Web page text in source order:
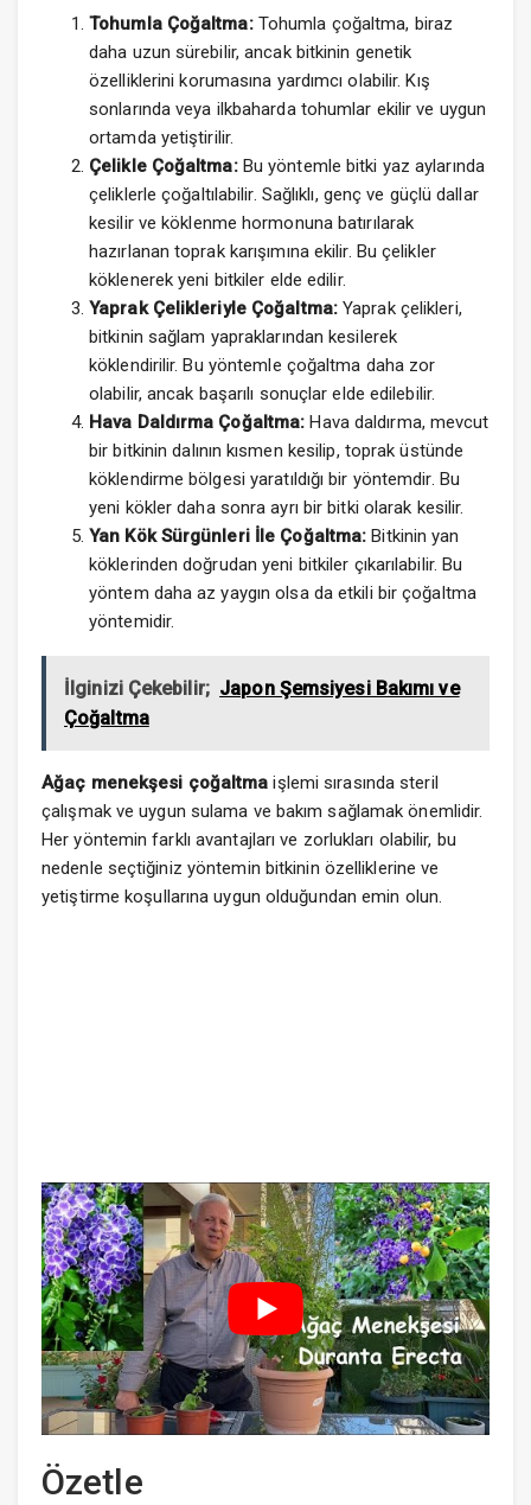
Tohumla Çoğaltma:Tohumla çoğaltma, biraz
daha uzun sürebilir, ancak bitkinin genetik
özelliklerini korumasına yardımcı olabilir. Kış
sonlarında veya ilkbaharda tohumlar ekilir ve uygun
ortamda yetiştirilir.
Çelikle Çoğaltma:Bu yöntemle bitki yaz aylarında
çeliklerle çoğaltılabilir. Sağlıklı, genç ve güçlü dallar
kesilir ve köklenme hormonuna batırılarak
hazırlanan toprak karışımına ekilir. Bu çelikler
köklenerek yeni bitkiler elde edilir.
Yaprak Çelikleriyle Çoğaltma:Yaprak çelikleri,
bitkinin sağlam yapraklarından kesilerek
köklendirilir. Bu yöntemle çoğaltma daha zor
olabilir, ancak başarılı sonuçlar elde edilebilir.
Hava Daldırma Çoğaltma: Hava daldırma, mevcut
bir bitkinin dalının kısmen kesilip, toprak üstünde
köklendirme bölgesi yaratıldığı bir yöntemdir. Bu
yeni kökler daha sonra ayrı bir bitki olarak kesilir.
Yan Kök Sürgünleri İle Çoğaltma: Bitkinin yan
köklerinden doğrudan yeni bitkiler çıkarılabilir. Bu
yöntem daha az yaygın olsa da etkili bir çoğaltma
yöntemidir.
İlginizi Çekebilir; Japon Şemsiyesi Bakımı ve
Çoğaltma
Ağaç menekşesi çoğaltma işlemi sırasında steril
çalışmak ve uygun sulama ve bakım sağlamak önemlidir.
Her yöntemin farklı avantajları ve zorlukları olabilir, bu
nedenle seçtiğiniz yöntemin bitkinin özelliklerine ve
yetiştirme koşullarına uygun olduğundan emin olun.
Özetle